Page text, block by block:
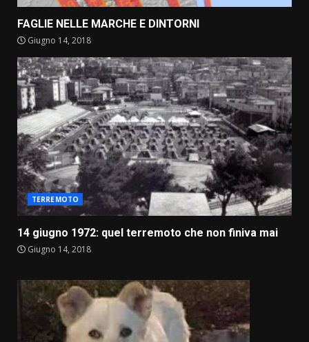
FAGLIE NELLE MARCHE E DINTORNI
Giugno 14, 2018
TERREMOTO
14 giugno 1972: quel terremoto che non finiva mai
Giugno 14, 2018